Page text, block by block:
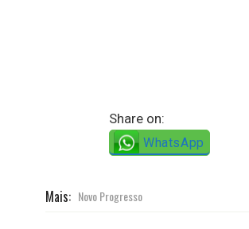
Share on:
WhatsApp
Mais: Novo Progresso